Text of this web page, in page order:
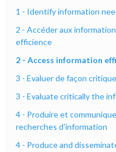
1 - Identify information
2 - Accéder aux
efficience
2 - Access information
3 - Evaluer de façon
3 - Evaluate critically the
4 - Produire et
recherches d'information
4 - Produce and